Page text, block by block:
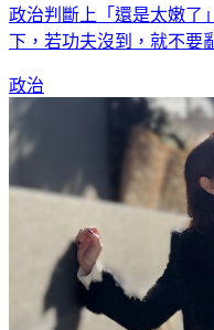
政治判斷上「還是太嫩了
下，若功夫沒到，就不要
政治